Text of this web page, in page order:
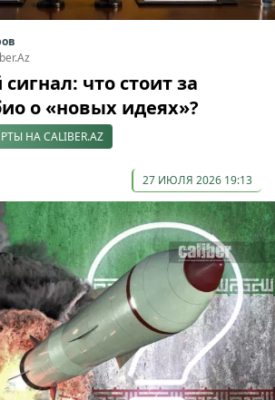
что стоит за
о «новых идеях»?
НА CALIBER.AZ
27 ИЮЛЯ 2026 19:13